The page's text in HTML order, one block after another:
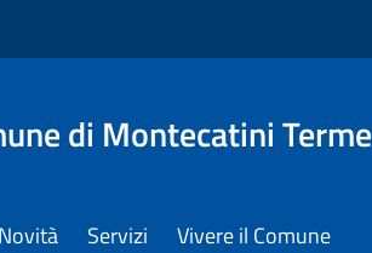
di Montecatini Terme
Novità Servizi Vivere il Comune